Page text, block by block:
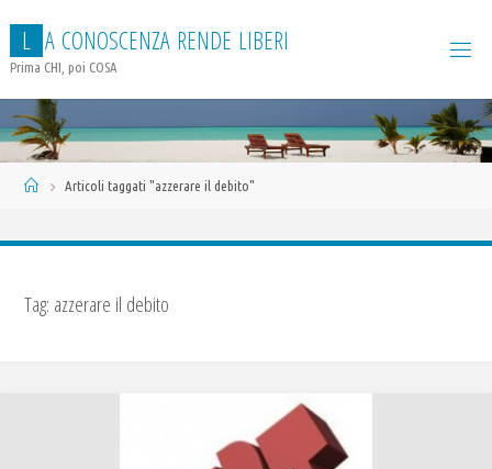
contenuto
L A CONOSCENZA RENDE LIBERI
Prima CHI, poi COSA
HomeArticoli taggati "azzerare il debito"
Tag: azzerare il debito